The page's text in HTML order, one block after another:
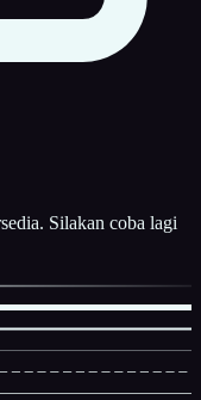
Silakan coba lagi